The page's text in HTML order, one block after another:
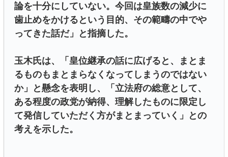
論を十分にしていない。今回は皇族数の減少に
歯止めをかけるという目的、その範疇の中でや
ってきた話だ」と指摘した。
玉木氏は、「皇位継承の話に広げると、まとま
るものもまとまらなくなってしまうのではない
か」と懸念を表明し、「立法府の総意として、
ある程度の政党が納得、理解したものに限定し
て発信していただく方がまとまっていく」との
考えを示した。